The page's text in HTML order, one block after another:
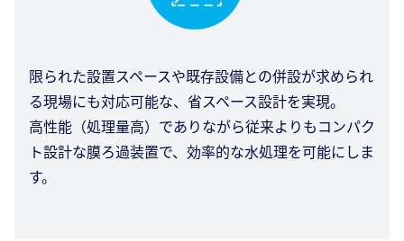
限られた設置スペースや既存設備との併設が求められ
る現場にも対応可能な、省スペース設計を実現。
高性能（処理量高）でありながら従来よりもコンパク
ト設計な膜ろ過装置で、効率的な水処理を可能にしま
す。